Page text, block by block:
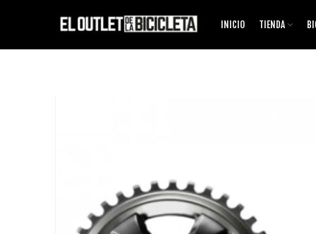
INICIO TIENDA